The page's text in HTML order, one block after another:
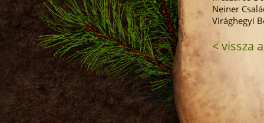
Neiner
Virághegyi
< vissza